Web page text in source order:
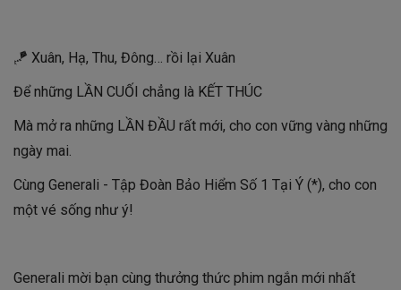
🪁 Xuân, Hạ, Thu, Đông… rồi lại Xuân
Để những LẦN CUỐI chẳng là KẾT THÚC
Mà mở ra những LẦN ĐẦU rất mới, cho con vững vàng những
ngày mai.
Cùng Generali - Tập Đoàn Bảo Hiểm Số 1 Tại Ý (*), cho con
một vé sống như ý!
Generali mời bạn cùng thưởng thức phim ngắn mới nhất